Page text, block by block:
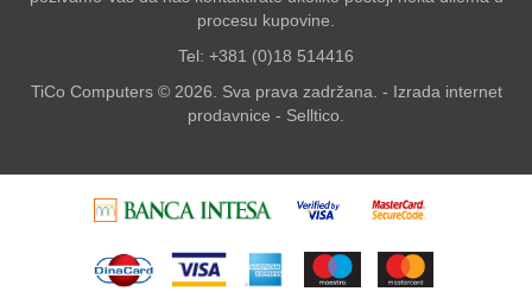
procesu kupovine.
Tel: +381 (0)18 514416
TiCo Computers © 2026. Sva prava zadržana. - Izrada internet
prodavnice - Selltico.